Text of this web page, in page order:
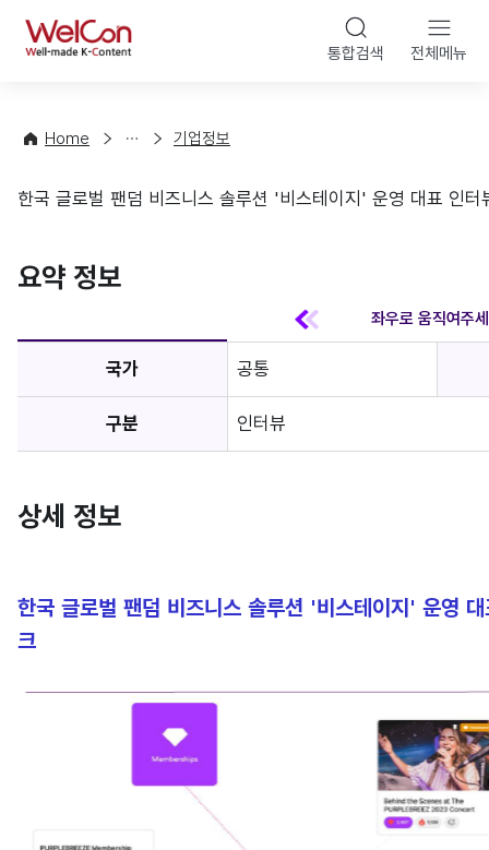
WelCon 통합검색 전체메뉴
Home
컨
팅
해
기
정
기업정보
기업정보
한국 글로벌 팬덤 비즈니스 솔루션 '비스테이지' 운영 대표 인
요약 정보
국가 공통
구분 인터뷰
상세 정보
한국 글로벌 팬덤 비즈니스 솔루션 '비스테이지' 운영
크